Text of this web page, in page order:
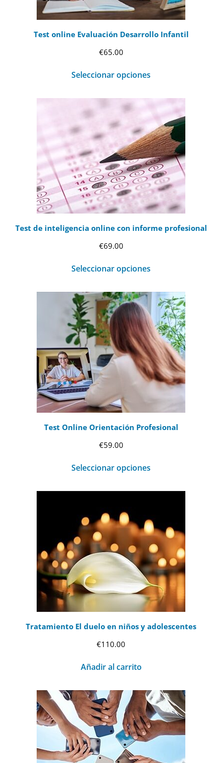
Test online Evaluación Desarrollo Infantil
€65.00
Seleccionar opciones
Test de inteligencia online con informe profesional
€69.00
Seleccionar opciones
Test Online Orientación Profesional
€59.00
Seleccionar opciones
Tratamiento El duelo en niños y adolescentes
€110.00
Añadir al carrito